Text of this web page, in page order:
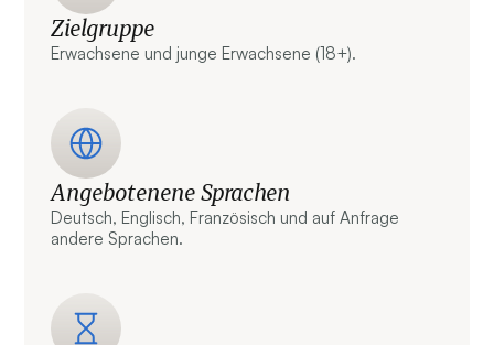
Zielgruppe
Erwachsene und junge Erwachsene (18+).
Angebotenene Sprachen
Deutsch, Englisch, Französisch und auf Anfrage
andere Sprachen.